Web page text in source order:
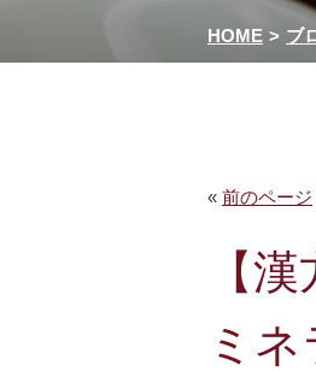
HOME ブ
« 前のページ
【
ミ